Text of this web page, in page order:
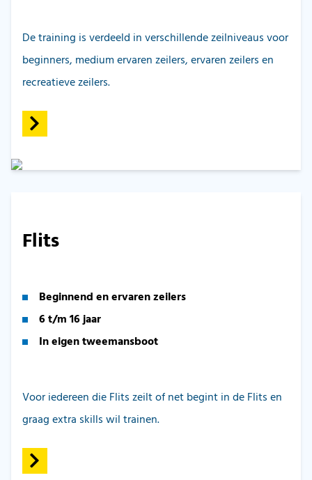
De training is verdeeld in verschillende zeilniveaus voor
beginners, medium ervaren zeilers, ervaren zeilers en
recreatieve zeilers.
Flits
Beginnend en ervaren zeilers
6 t/m 16 jaar
In eigen tweemansboot
Voor iedereen die Flits zeilt of net begint in de Flits en
graag extra skills wil trainen.